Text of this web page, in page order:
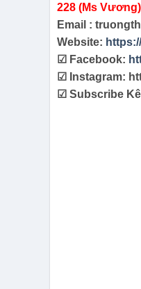
228 (Ms
Email :
Website:
☑ Facebook:
☑ Instagram:
☑ Subscribe